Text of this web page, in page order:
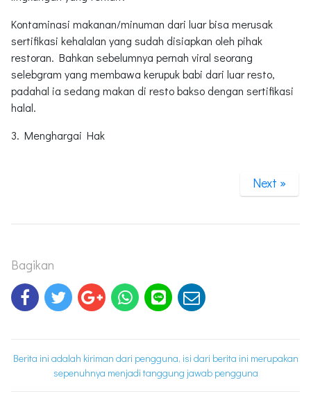
Kontaminasi makanan/minuman dari luar bisa merusak
sertifikasi kehalalan yang sudah disiapkan oleh pihak
restoran. Bahkan sebelumnya pernah viral seorang
selebgram yang membawa kerupuk babi dari luar resto,
padahal ia sedang makan di resto bakso dengan sertifikasi
halal.
3. Menghargai Hak
Next »
Bagikan
Berita ini adalah kiriman dari pengguna, isi dari berita ini merupakan
sepenuhnya menjadi tanggung jawab pengguna